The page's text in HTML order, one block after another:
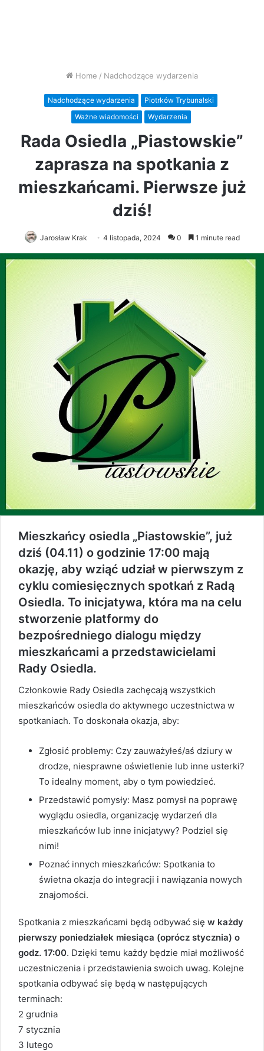
Home / Nadchodzące wydarzenia
Nadchodzące wydarzenia
Piotrków Trybunalski
Ważne wiadomości
Wydarzenia
Rada Osiedla „Piastowskie”
zaprasza na spotkania z
mieszkańcami. Pierwsze już
dziś!
Jarosław Krak 4 listopada, 2024 0 1 minute read
Mieszkańcy osiedla „Piastowskie”, już
dziś (04.11) o godzinie 17:00 mają
okazję, aby wziąć udział w pierwszym z
cyklu comiesięcznych spotkań z Radą
Osiedla. To inicjatywa, która ma na celu
stworzenie platformy do
bezpośredniego dialogu między
mieszkańcami a przedstawicielami
Rady Osiedla.
Członkowie Rady Osiedla zachęcają wszystkich
mieszkańców osiedla do aktywnego uczestnictwa w
spotkaniach. To doskonała okazja, aby:
Zgłosić problemy: Czy zauważyłeś/aś dziury w
drodze, niesprawne oświetlenie lub inne usterki?
To idealny moment, aby o tym powiedzieć.
Przedstawić pomysły: Masz pomysł na poprawę
wyglądu osiedla, organizację wydarzeń dla
mieszkańców lub inne inicjatywy? Podziel się
nimi!
Poznać innych mieszkańców: Spotkania to
świetna okazja do integracji i nawiązania nowych
znajomości.
Spotkania z mieszkańcami będą odbywać się w każdy
pierwszy poniedziałek miesiąca (oprócz stycznia) o
godz. 17:00. Dzięki temu każdy będzie miał możliwość
uczestniczenia i przedstawienia swoich uwag. Kolejne
spotkania odbywać się będą w następujących
terminach:
2 grudnia
7 stycznia
3 lutego